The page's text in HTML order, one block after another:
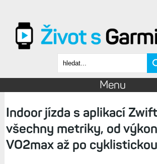
Vyhledávání
Menu
Indoor jízda s aplikací
všechny metriky, od
VO2max až po